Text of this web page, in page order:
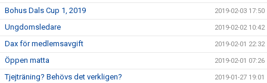
Bohus Dals Cup 1, 2019 2019-02-03 17:50
Ungdomsledare 2019-02-02 10:42
Dax för medlemsavgift 2019-02-01 22:32
Öppen matta 2019-02-01 07:26
Tjejträning? Behövs det verkligen? 2019-01-27 19:01